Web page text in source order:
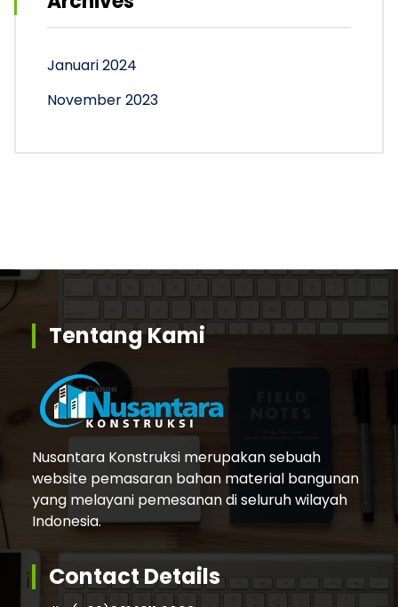
Januari 2024
November 2023
Tentang Kami
Nusantara Konstruksi merupakan sebuah
website pemasaran bahan material bangunan
yang melayani pemesanan di seluruh wilayah
Indonesia.
Contact Details